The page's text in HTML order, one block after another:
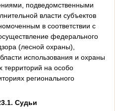
подведомственными
власти субъектов
в соответствии с
федерального
(лесной охраны),
использования и охраны
на особо
регионального
Судьи